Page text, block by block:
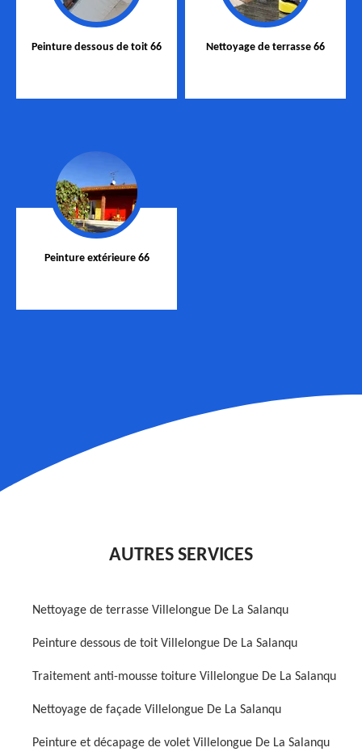
Peinture dessous de toit 66 Nettoyage de terrasse 66
Peinture extérieure 66
AUTRES SERVICES
Nettoyage de terrasse Villelongue De La Salanqu
Peinture dessous de toit Villelongue De La Salanqu
Traitement anti-mousse toiture Villelongue De La Salanqu
Nettoyage de façade Villelongue De La Salanqu
Peinture et décapage de volet Villelongue De La Salanqu